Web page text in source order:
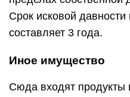
Срок исковой
составляет 3 года.
Иное имущество
Сюда входят продукты